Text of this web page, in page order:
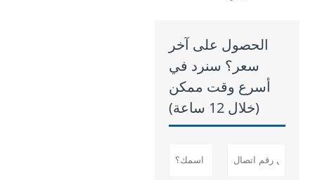
الحصول على آخر
سعر؟ سنرد في
أسرع وقت ممكن
(خلال 12 ساعة)